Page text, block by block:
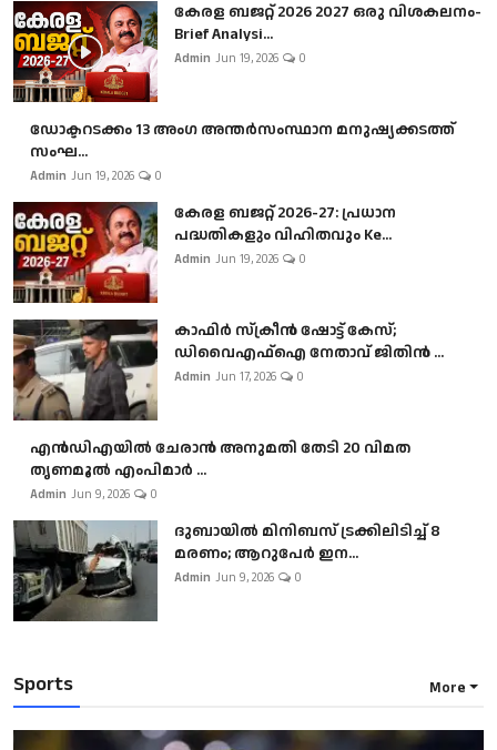
കേരള ബജറ്റ് 2026 2027 ഒരു വിശകലനം-
Brief Analysi...
Admin Jun 19, 2026 0
ഡോക്ടറടക്കം 13 അംഗ അന്തർസംസ്ഥാന മനുഷ്യക്കടത്ത്
സംഘ...
Admin Jun 19, 2026 0
കേരള ബജറ്റ് 2026-27: പ്രധാന
പദ്ധതികളും വിഹിതവും Ke...
Admin Jun 19, 2026 0
കാഫിർ സ്‌ക്രീൻ ഷോട്ട് കേസ്;
ഡിവൈഎഫ്ഐ നേതാവ് ജിതിൻ ...
Admin Jun 17, 2026 0
എൻഡിഎയിൽ ചേരാൻ അനുമതി തേടി 20 വിമത
തൃണമൂൽ എംപിമാർ ...
Admin Jun 9, 2026 0
ദുബായിൽ മിനിബസ്​ ട്രക്കിലിടിച്ച് 8
മരണം; ആറുപേർ ഇന...
Admin Jun 9, 2026 0
Sports More